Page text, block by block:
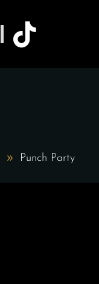
Punch Party